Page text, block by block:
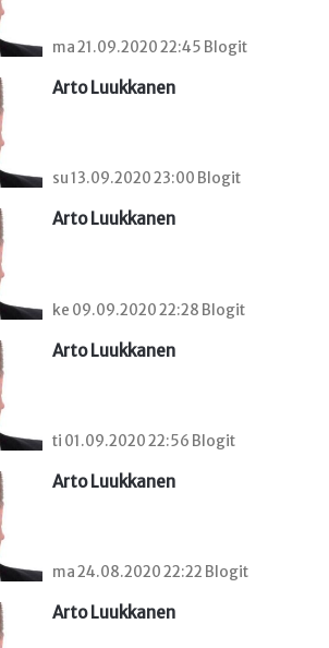
ma 21.09.2020 22:45 Blogit
Arto Luukkanen
su 13.09.2020 23:00 Blogit
Arto Luukkanen
ke 09.09.2020 22:28 Blogit
Arto Luukkanen
ti 01.09.2020 22:56 Blogit
Arto Luukkanen
ma 24.08.2020 22:22 Blogit
Arto Luukkanen